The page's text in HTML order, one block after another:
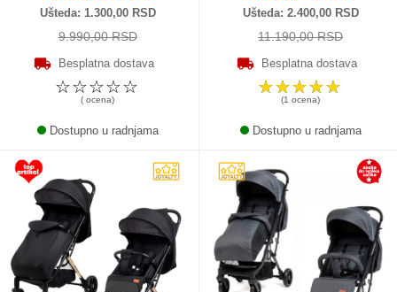
Ušteda 1.300,00 RSD
9.990,00 RSD
Besplatna dostava
☆
☆
☆
☆
☆
( ocena)
Dostupno u radnjama
Ušteda 2.400,00 RSD
11.190,00 RSD
Besplatna dostava
☆
☆
☆
☆
☆
(1 ocena)
Dostupno u radnjama